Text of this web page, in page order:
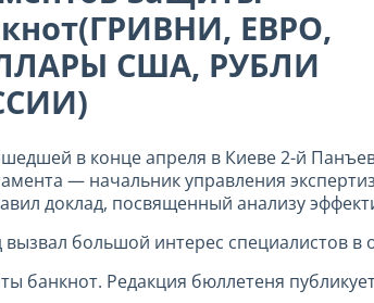
ЕВРО,
США, РУБЛИ
в конце апреля в Киеве 2-й
— начальник управления
доклад, посвященный анализу
вызвал большой интерес специалистов
банкнот. Редакция бюллетеня